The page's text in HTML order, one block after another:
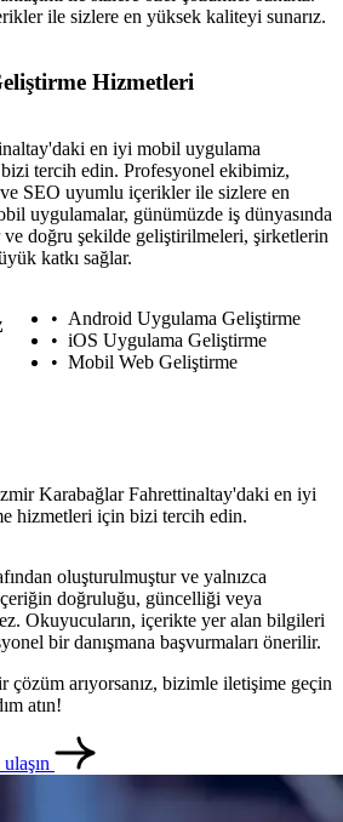
ile sizlere en yüksek kaliteyi sunarız.
Hizmetleri
en iyi mobil uygulama
tercih edin. Profesyonel ekibimiz,
ve SEO uyumlu içerikler ile sizlere en
uygulamalar, günümüzde iş dünyasında
doğru şekilde geliştirilmeleri, şirketlerin
katkı sağlar.
Android Uygulama Geliştirme
iOS Uygulama Geliştirme
Mobil Web Geliştirme
Karabağlar Fahrettinaltay'daki en iyi
hizmetleri için bizi tercih edin.
oluşturulmuştur ve yalnızca
doğruluğu, güncelliği veya
Okuyucuların, içerikte yer alan bilgileri
bir danışmana başvurmaları önerilir.
çözüm arıyorsanız, bizimle iletişime geçin
atın!